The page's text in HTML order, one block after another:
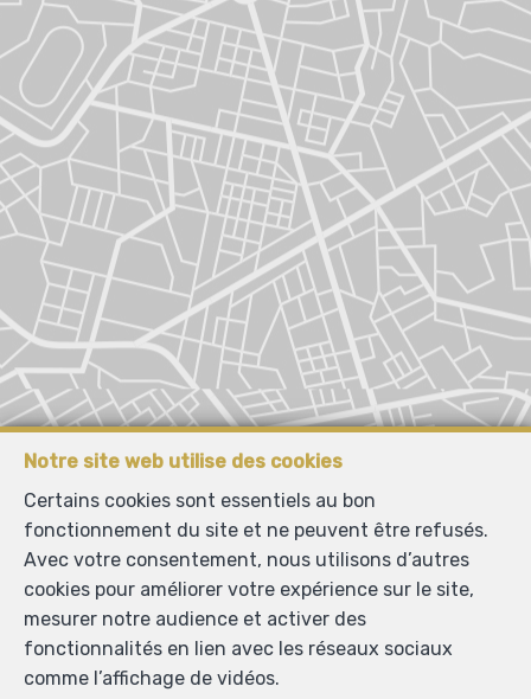
Notre site web utilise des cookies
Certains cookies sont essentiels au bon
fonctionnement du site et ne peuvent être refusés.
Avec votre consentement, nous utilisons d’autres
cookies pour améliorer votre expérience sur le site,
mesurer notre audience et activer des
fonctionnalités en lien avec les réseaux sociaux
comme l’affichage de vidéos.